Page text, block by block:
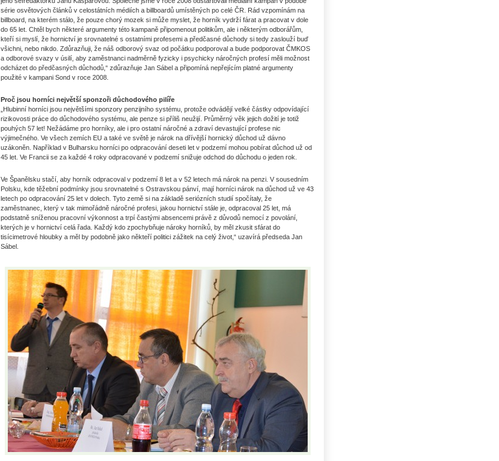
série osvětových článků v celostátních médiích a billboardů umístěných po celé ČR. Rád vzpomínám na
billboard, na kterém stálo, že pouze chorý mozek si může myslet, že horník vydrží fárat a pracovat v dole
do 65 let. Chtěl bych některé argumenty této kampaně připomenout politikům, ale i některým odborářům,
kteří si myslí, že hornictví je srovnatelné s ostatními profesemi a předčasné důchody si tedy zaslouží buď
všichni, nebo nikdo. Zdůrazňuji, že náš odborový svaz od počátku podporoval a bude podporovat ČMKOS
a odborové svazy v úsilí, aby zaměstnanci nadměrně fyzicky i psychicky náročných profesí měli možnost
odcházet do předčasných důchodů,“ zdůrazňuje Jan Sábel a připomíná nepřejícím platné argumenty
použité v kampani Sond v roce 2008.
Proč jsou horníci největší sponzoři důchodového pilíře
„Hlubinní horníci jsou největšími sponzory penzijního systému, protože odvádějí velké částky odpovídající
rizikovosti práce do důchodového systému, ale penze si příliš neužijí. Průměrný věk jejich dožití je totiž
pouhých 57 let! Nežádáme pro horníky, ale i pro ostatní náročné a zdraví devastující profese nic
výjimečného. Ve všech zemích EU a také ve světě je nárok na dřívější hornický důchod už dávno
uzákoněn. Například v Bulharsku horníci po odpracování deseti let v podzemí mohou pobírat důchod už od
45 let. Ve Francii se za každé 4 roky odpracované v podzemí snižuje odchod do důchodu o jeden rok.
Ve Španělsku stačí, aby horník odpracoval v podzemí 8 let a v 52 letech má nárok na penzi. V sousedním
Polsku, kde těžební podmínky jsou srovnatelné s Ostravskou pánví, mají horníci nárok na důchod už ve 43
letech po odpracování 25 let v dolech. Tyto země si na základě seriózních studií spočítaly, že
zaměstnanec, který v tak mimořádně náročné profesi, jakou hornictví stále je, odpracoval 25 let, má
podstatně sníženou pracovní výkonnost a trpí častými absencemi právě z důvodů nemocí z povolání,
kterých je v hornictví celá řada. Každý kdo zpochybňuje nároky horníků, by měl zkusit sfárat do
tisícimetrové hloubky a měl by podobně jako někteří politici zážitek na celý život,“ uzavírá předseda Jan
Sábel.